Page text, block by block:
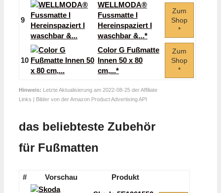
9
WELLMODA®
Fussmatte I
Hereinspaziert I
waschbar &...*
Zum
Shop
*
10
Color G Fußmatte
Innen 50 x 80
cm,...*
Zum
Shop
*
Hinweis: Letzte Aktualisierung am 2022-08-25 der Affiliate
Links | Bilder von der Amazon Product Advertising API
das beliebteste Zubehör
für Fußmatten
# Vorschau Produkt